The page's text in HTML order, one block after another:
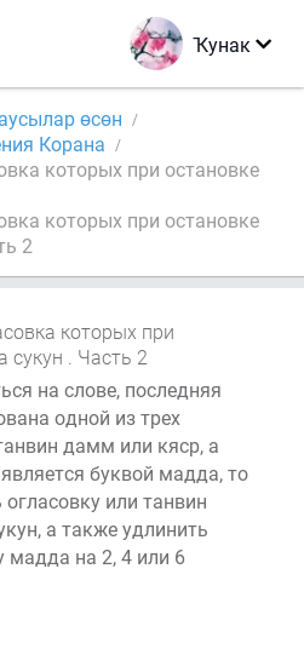
Ҡунак
өсөн
Корана
которых при остановке
которых при остановке
2
которых при
сукун . Часть 2
на слове, последняя
одной из трех
дамм или кяср, а
буквой мадда, то
или танвин
а также удлинить
на 2, 4 или 6